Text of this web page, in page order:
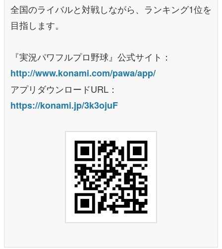
全国のライバルと対戦しながら、ランキング1位を
目指します。
『実況パワフルプロ野球』公式サイト：
http://www.konami.com/pawa/app/
アプリダウンロードURL：
https://konami.jp/3k3ojuF